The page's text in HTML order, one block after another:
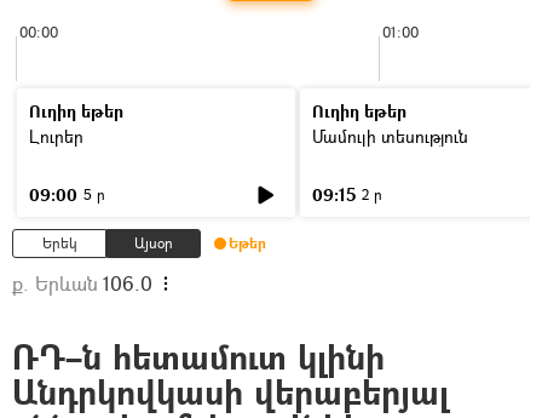
00:00 01:00
Ուղիղ եթեր
Լուրեր
09:00 5 ր
Ուղիղ եթեր
Մամուլի տեսություն
09:15 2 ր
Երեկ Այսօր Եթեր
ք. Երևան 106.0
ՌԴ–ն հետամուտ կլինի
Անդրկովկասի վերաբերյալ